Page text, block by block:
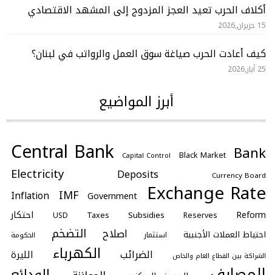
أكلاف الحرب تعيد العجز المزدوج إلى المشهد الاقتصادي
15 حزيران,2026
كيف أعادت الحرب صياغة سوق العمل والرواتب في لبنان؟
25 أيار,2026
أبرز المواضيع
Bank
Black Market
Capital Control
Central Bank
Currency Board
Deposits
Electricity
Exchange Rate
Government
IMF
Inflation
Reform
Reserves
Subsidies
Taxes
USD احتكار
احتياط العملات الأجنبية استثمار اصلاح التضخم
الحكومة
الشراكة بين القطاع العام والخاص
الضرائب الكهرباء الليرة